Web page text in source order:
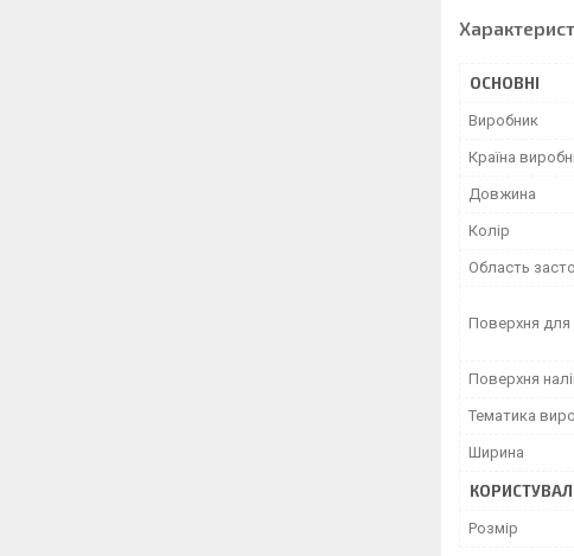
ОСНОВНІ
Виробник
Країна
Довжина
Колір
Область
Поверхня для
Поверхня
Тематика
Ширина
Розмір